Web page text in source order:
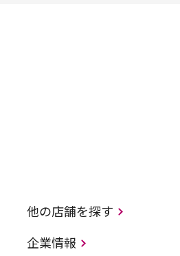
他の店舗を探す
企業情報